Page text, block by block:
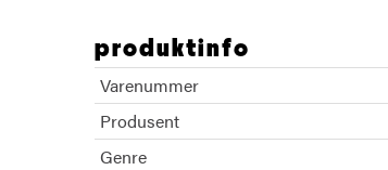
produktinfo
Varenummer
Produsent
Genre